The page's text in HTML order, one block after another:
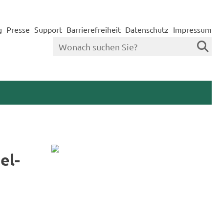
Presse Support Barrierefreiheit Datenschutz Impressum